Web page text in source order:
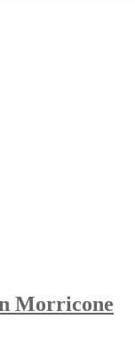
Morricone